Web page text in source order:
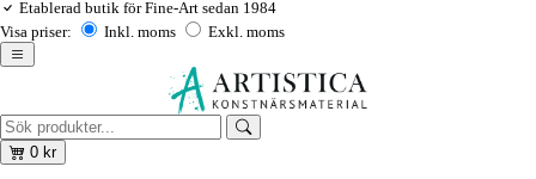
Etablerad butik för Fine-Art sedan 1984
Visa priser:
Inkl. moms Exkl. moms
0 kr